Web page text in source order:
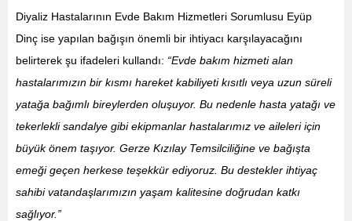
Diyaliz Hastalarının Evde Bakım Hizmetleri Sorumlusu Eyüp
Dinç ise yapılan bağışın önemli bir ihtiyacı karşılayacağını
belirterek şu ifadeleri kullandı: “Evde bakım hizmeti alan
hastalarımızın bir kısmı hareket kabiliyeti kısıtlı veya uzun süreli
yatağa bağımlı bireylerden oluşuyor. Bu nedenle hasta yatağı ve
tekerlekli sandalye gibi ekipmanlar hastalarımız ve aileleri için
büyük önem taşıyor. Gerze Kızılay Temsilciliğine ve bağışta
emeği geçen herkese teşekkür ediyoruz. Bu destekler ihtiyaç
sahibi vatandaşlarımızın yaşam kalitesine doğrudan katkı
sağlıyor.”